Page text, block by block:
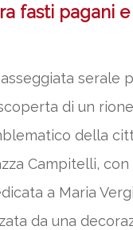
fasti pagani e
serale
di un
della
Campitelli, con
a Maria
da una